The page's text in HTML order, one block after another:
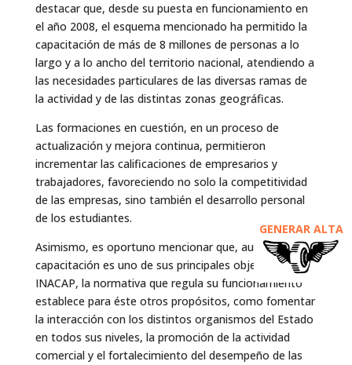
GENERAR ALTA
destacar que, desde su puesta en funcionamiento en
el año 2008, el esquema mencionado ha permitido la
capacitación de más de 8 millones de personas a lo
largo y a lo ancho del territorio nacional, atendiendo a
las necesidades particulares de las diversas ramas de
la actividad y de las distintas zonas geográficas.
Las formaciones en cuestión, en un proceso de
actualización y mejora continua, permitieron
incrementar las calificaciones de empresarios y
trabajadores, favoreciendo no solo la competitividad
de las empresas, sino también el desarrollo personal
de los estudiantes.
Asimismo, es oportuno mencionar que, aunque la
capacitación es uno de sus principales objetivos del
INACAP, la normativa que regula su funcionamiento
establece para éste otros propósitos, como fomentar
la interacción con los distintos organismos del Estado
en todos sus niveles, la promoción de la actividad
comercial y el fortalecimiento del desempeño de las